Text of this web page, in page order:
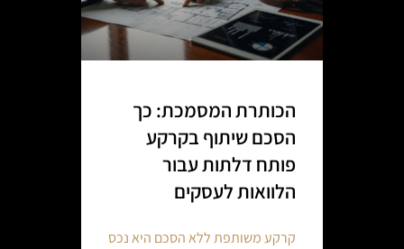
הכותרת המסמכת: כך
הסכם שיתוף בקרקע
פותח דלתות עבור
הלוואות לעסקים
קרקע משותפת ללא הסכם היא נכס